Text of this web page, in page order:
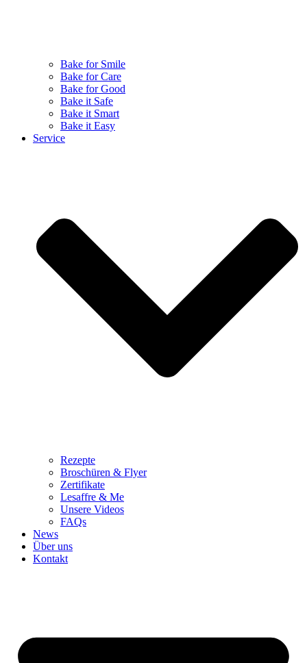
Bake for Smile
Bake for Care
Bake for Good
Bake it Safe
Bake it Smart
Bake it Easy
Service
Rezepte
Broschüren & Flyer
Zertifikate
Lesaffre & Me
Unsere Videos
FAQs
News
Über uns
Kontakt